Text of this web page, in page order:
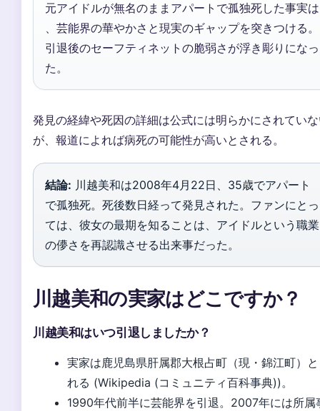
元アイドルが無名のままアパートで孤独死した事実は
、芸能界の華やかさと現実のギャップを突きつける。
引退後のセーフティネットの脆弱さが浮き彫りになっ
た。
発見の経緯や死因の詳細は公式には明らかにされてい
が、報道によれば病死の可能性が高いとされる。
結論: 川越美和は2008年4月22日、35歳でアパート
で孤独死。死後数日経って発見された。ファンにとっ
ては、彼女の最期を知ることは、アイドルという職業
の儚さを再認識させる出来事だった。
川越美和の実家はどこですか？
川越美和はいつ引退しましたか？
実家は鹿児島県肝属郡大根占町（現・錦江町）
れる (Wikipedia (コミュニティ百科事典))。
1990年代前半に芸能界を引退。2007年には所属